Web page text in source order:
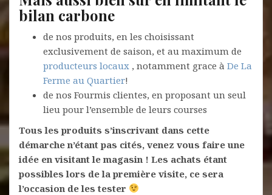
bilan carbone
de nos produits, en les choisissant
exclusivement de saison, et au maximum de
producteurs locaux , notamment grace à De La
Ferme au Quartier!
de nos Fourmis clientes, en proposant un seul
lieu pour l’ensemble de leurs courses
Tous les produits s’inscrivant dans cette
démarche n’étant pas cités, venez vous faire une
idée en visitant le magasin ! Les achats étant
possibles lors de la première visite, ce sera
l’occasion de les tester